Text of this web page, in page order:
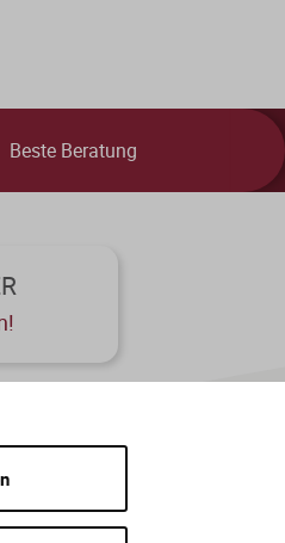
Beste Beratung